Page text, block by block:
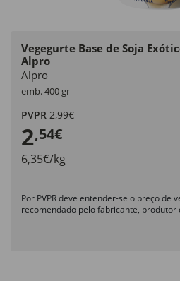
Vegegurte Base de Soja
Alpro
Alpro
emb. 400 gr
PVPR 2,99€
2,54€
6,35€/kg
Por PVPR deve entender-se o preço de
recomendado pelo fabricante, produtor